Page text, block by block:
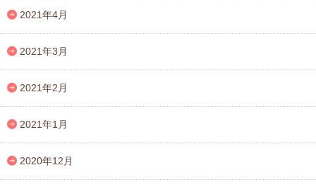
2021年4月
2021年3月
2021年2月
2021年1月
2020年12月